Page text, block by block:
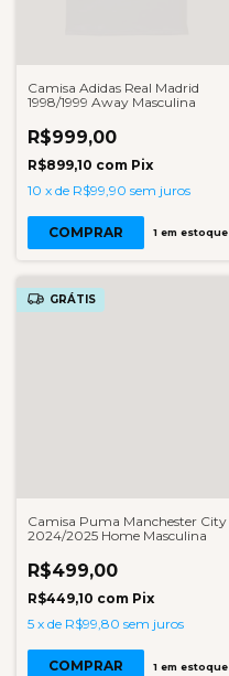
Camisa Adidas Real Madrid
1998/1999 Away Masculina
R$999,00
R$899,10 com Pix
10 x de R$99,90 sem juros
COMPRAR 1em estoque
GRÁTIS
Camisa Puma Manchester City
2024/2025 Home Masculina
R$499,00
R$449,10 com Pix
5 x de R$99,80 sem juros
COMPRAR 1em estoque